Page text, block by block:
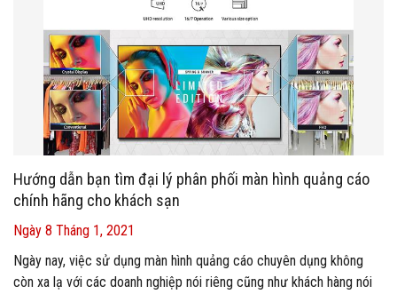
Hướng dẫn bạn tìm đại lý phân phối màn hình quảng cáo
chính hãng cho khách sạn
Ngày 8 Tháng 1, 2021
Ngày nay, việc sử dụng màn hình quảng cáo chuyên dụng không
còn xa lạ với các doanh nghiệp nói riêng cũng như khách hàng nói